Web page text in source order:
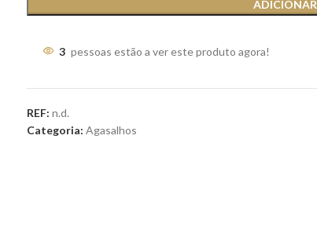
ADICIONAR
3 pessoas estão a ver este produto agora!
REF: n.d.
Categoria: Agasalhos